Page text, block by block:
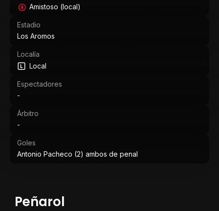
Amistoso (local)
Estadio
Los Aromos
Localía
Local
Espectadores
-
Árbitro
-
Goles
Antonio Pacheco (2) ambos de penal
Peñarol